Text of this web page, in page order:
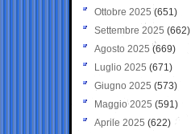
Ottobre 2025 (651)
Settembre 2025 (662)
Agosto 2025 (669)
Luglio 2025 (671)
Giugno 2025 (573)
Maggio 2025 (591)
Aprile 2025 (622)